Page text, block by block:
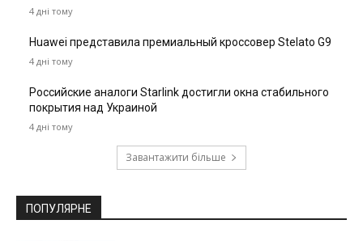
4 дні тому
Huawei представила премиальный кроссовер Stelato G9
4 дні тому
Российские аналоги Starlink достигли окна стабильного
покрытия над Украиной
4 дні тому
Завантажити більше
ПОПУЛЯРНЕ